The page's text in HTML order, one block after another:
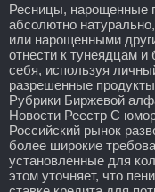
Ресницы, нарощенные
абсолютно
или нарощенными
отнести к тунеядцам и
себя, используя
разрешенные
Рубрики Биржевой
Новости Реестр С
Российский рынок
более широкие
установленные для
этом уточняет, что